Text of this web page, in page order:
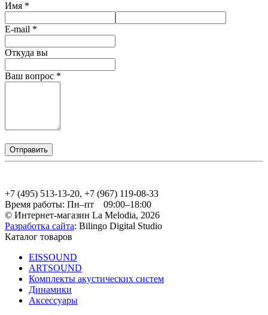
Имя *
E-mail *
Откуда вы
Ваш вопрос *
+7 (495) 513-13-20, +7 (967) 119-08-33
Время работы: Пн–пт 09:00–18:00
© Интернет-магазин La Melodia, 2026
Разработка сайта: Bilingo Digital Studio
Каталог товаров
EISSOUND
ARTSOUND
Комплекты акустических систем
Динамики
Аксессуары